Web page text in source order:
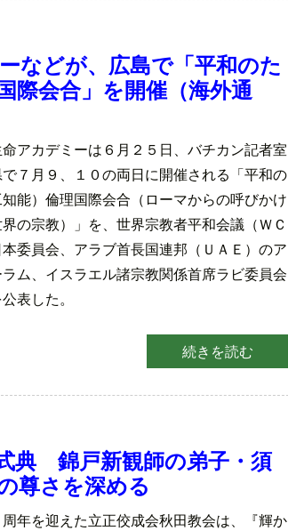
などが、広島で「平和のた
際会合」を開催（海外通
アカデミーは６月２５日、バチカン記者室
７月９、１０の両日に開催される「平和の
能）倫理国際会合（ローマからの呼びかけ
の宗教）」を、世界宗教者平和会議（ＷＣ
委員会、アラブ首長国連邦（ＵＡＥ）のア
ム、イスラエル諸宗教関係首席ラビ委員会
表した。
続きを読む
典 錦戸新観師の弟子・須
尊さを深める
年を迎えた立正佼成会秋田教会は、『輝か